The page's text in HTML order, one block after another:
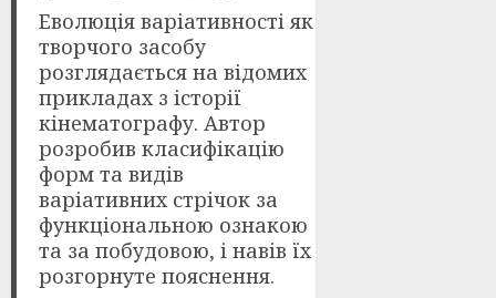
Еволюція варіативності як
творчого засобу
розглядається на відомих
прикладах з історії
кінематографу. Автор
розробив класифікацію
форм та видів
варіативних стрічок за
функціональною ознакою
та за побудовою, і навів їх
розгорнуте пояснення.